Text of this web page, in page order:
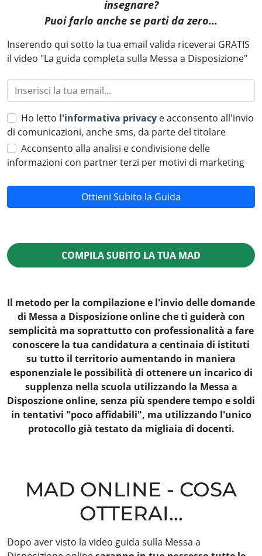
insegnare?
Puoi farlo anche se parti da zero...
Inserendo qui sotto la tua email valida riceverai GRATIS
il video "La guida completa sulla Messa a Disposizione"
Ho letto l'informativa privacy e acconsento all'invio
di comunicazioni, anche sms, da parte del titolare
Acconsento alla analisi e condivisione delle
informazioni con partner terzi per motivi di marketing
Ottieni Subito la Guida
COMPILASUBITO LA TUA MAD
Il metodo per la compilazione e l'invio delle domande
di Messa a Disposizione online che ti guiderà con
semplicità ma soprattutto con professionalità a fare
conoscere la tua candidatura a centinaia di istituti
su tutto il territorio aumentando in maniera
esponenziale le possibilità di ottenere un incarico di
supplenza nella scuola utilizzando la Messa a
Disposzione online, senza più spendere tempo e soldi
in tentativi "poco affidabili", ma utilizzando l'unico
protocollo già testato da migliaia di docenti.
MAD ONLINE - COSA
OTTERAI...
Dopo aver visto la video guida sulla Messa a